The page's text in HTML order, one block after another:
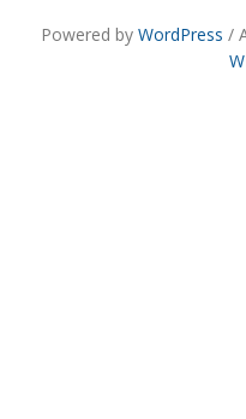
Powered by WordPress /